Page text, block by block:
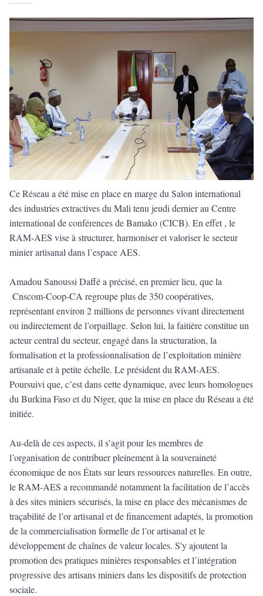
Ce Réseau a été mise en place en marge du Salon international
des industries extractives du Mali tenu jeudi dernier au Centre
international de conférences de Bamako (CICB). En effet , le
RAM-AES vise à structurer, harmoniser et valoriser le secteur
minier artisanal dans l’espace AES.
Amadou Sanoussi Daffé a précisé, en premier lieu, que la
Cnscom-Coop-CA regroupe plus de 350 coopératives,
représentant environ 2 millions de personnes vivant directement
ou indirectement de l’orpaillage. Selon lui, la faitière constitue un
acteur central du secteur, engagé dans la structuration, la
formalisation et la professionnalisation de l’exploitation minière
artisanale et à petite échelle. Le président du RAM-AES.
Poursuivi que, c’est dans cette dynamique, avec leurs homologues
du Burkina Faso et du Niger, que la mise en place du Réseau a été
initiée.
Au-delà de ces aspects, il s’agit pour les membres de
l’organisation de contribuer pleinement à la souveraineté
économique de nos États sur leurs ressources naturelles. En outre,
le RAM-AES a recommandé notamment la facilitation de l’accès
à des sites miniers sécurisés, la mise en place des mécanismes de
traçabilité de l’or artisanal et de financement adaptés, la promotion
de la commercialisation formelle de l’or artisanal et le
développement de chaînes de valeur locales. S'y ajoutent la
promotion des pratiques minières responsables et l’intégration
progressive des artisans miniers dans les dispositifs de protection
sociale.